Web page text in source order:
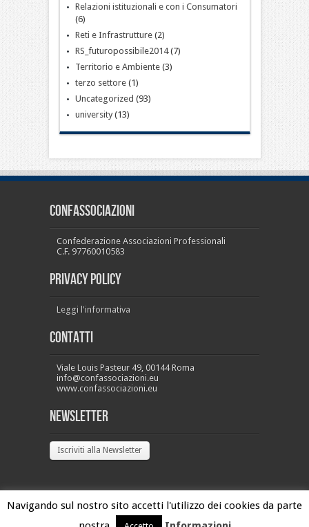
Relazioni istituzionali e con i Consumatori
(6)
Reti e Infrastrutture(2)
RS_futuropossibile2014(7)
Territorio e Ambiente(3)
terzo settore(1)
Uncategorized (93)
university(13)
CONFASSOCIAZIONI
Confederazione Associazioni Professionali
C.F. 97760010583
PRIVACY POLICY
Leggi l'informativa
Contatti
Viale Louis Pasteur 49, 00144 Roma
info@confassociazioni.eu
www.confassociazioni.eu
Newsletter
Iscriviti alla Newsletter
Navigando sul nostro sito accetti l'utilizzo dei cookies da parte